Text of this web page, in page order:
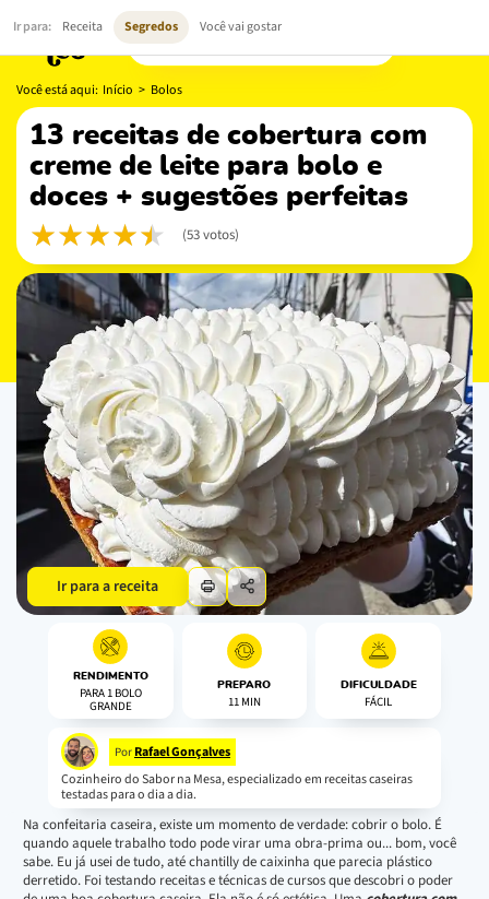
Você está aqui: Início > Bolos
13 receitas de cobertura com
creme de leite para bolo e
doces + sugestões perfeitas
(53 votos)
Ir para a receita
RENDIMENTO
PARA 1 BOLO
GRANDE
PREPARO
11 MIN
DIFICULDADE
FÁCIL
Por Rafael Gonçalves
Cozinheiro do Sabor na Mesa, especializado em receitas caseiras
testadas para o dia a dia.
Na confeitaria caseira, existe um momento de verdade: cobrir o bolo. É
quando aquele trabalho todo pode virar uma obra-prima ou... bom, você
sabe. Eu já usei de tudo, até chantilly de caixinha que parecia plástico
derretido. Foi testando receitas e técnicas de cursos que descobri o poder
Ir para: Receita Segredos Você vai gostar